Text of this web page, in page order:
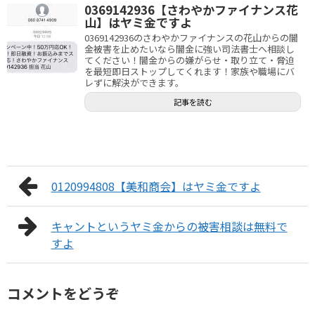
0369142936【さわやかファイナンス花
山】はヤミ金ですよ
0369142936のさわやかファイナンスの花山からの闇
金被害を止めたいなら闇金に強い司法書士へ相談し
てください！闇金からの嫌がらせ・取り立て・脅迫
を最短即日ストップしてくれます！家族や職場にバ
レずに解決ができます。
記事を読む
0120994808【美和商会】はヤミ金ですよ
キャントというヤミ金からの被害相談は無料で
すよ
コメントをどうぞ